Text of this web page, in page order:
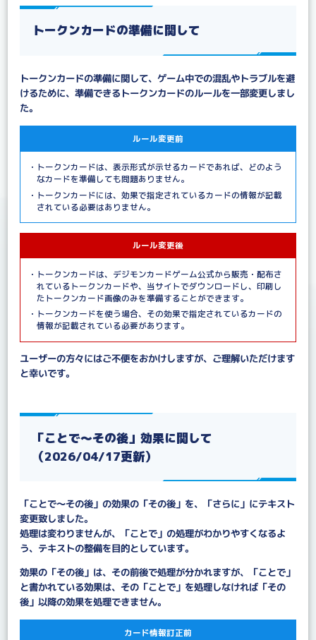
トークンカードの準備に関して
トークンカードの準備に関して、ゲーム中での混乱やトラブルを避
けるために、準備できるトークンカードのルールを一部変更しまし
た。
ルール変更前
・トークンカードは、表示形式が示せるカードであれば、どのよう
なカードを準備しても問題ありません。
・トークンカードには、効果で指定されているカードの情報が記載
されている必要はありません。
ルール変更後
・トークンカードは、デジモンカードゲーム公式から販売・配布さ
れているトークンカードや、当サイトでダウンロードし、印刷し
たトークンカード画像のみを準備することができます。
・トークンカードを使う場合、その効果で指定されているカードの
情報が記載されている必要があります。
ユーザーの方々にはご不便をおかけしますが、ご理解いただけます
と幸いです。
「ことで～その後」効果に関して
（2026/04/17更新）
「ことで～その後」の効果の「その後」を、「さらに」にテキスト
変更致しました。
処理は変わりませんが、「ことで」の処理がわかりやすくなるよ
う、テキストの整備を目的としています。
効果の「その後」は、その前後で処理が分かれますが、「ことで」
と書かれている効果は、その「ことで」を処理しなければ「その
後」以降の効果を処理できません。
カード情報訂正前